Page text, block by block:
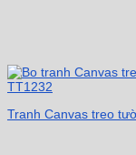
Tranh Canvas treo